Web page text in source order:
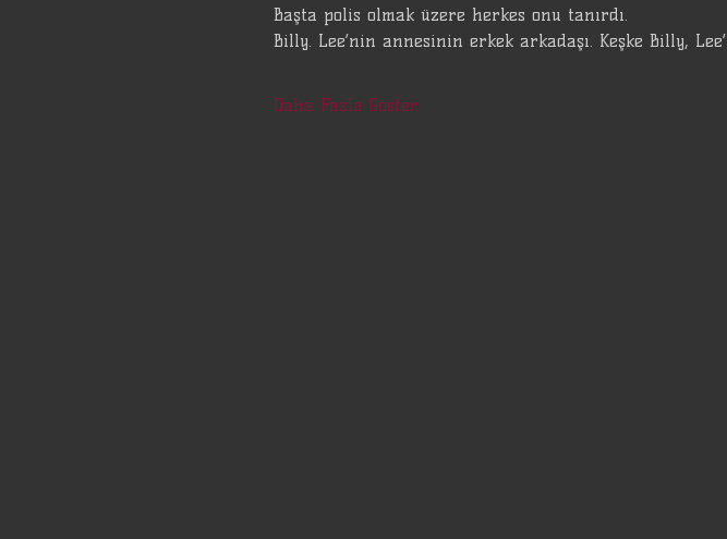
Başta polis olmak üzere herkes onu tanırdı.
Billy. Lee‘nin annesinin erkek arkadaşı. Keşke Billy,
Daha Fazla Göster